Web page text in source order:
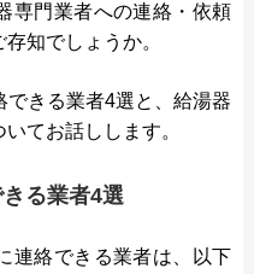
専門業者への連絡・依頼
知でしょうか。
きる業者4選と、給湯器
てお話しします。
る業者4選
連絡できる業者は、以下